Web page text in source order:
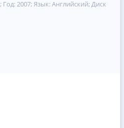
; Год: 2007; Язык: Английский; Диск